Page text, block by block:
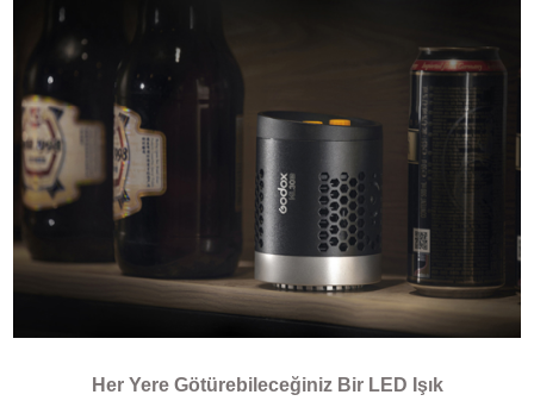
Her Yere Götürebileceğiniz Bir LED Işık